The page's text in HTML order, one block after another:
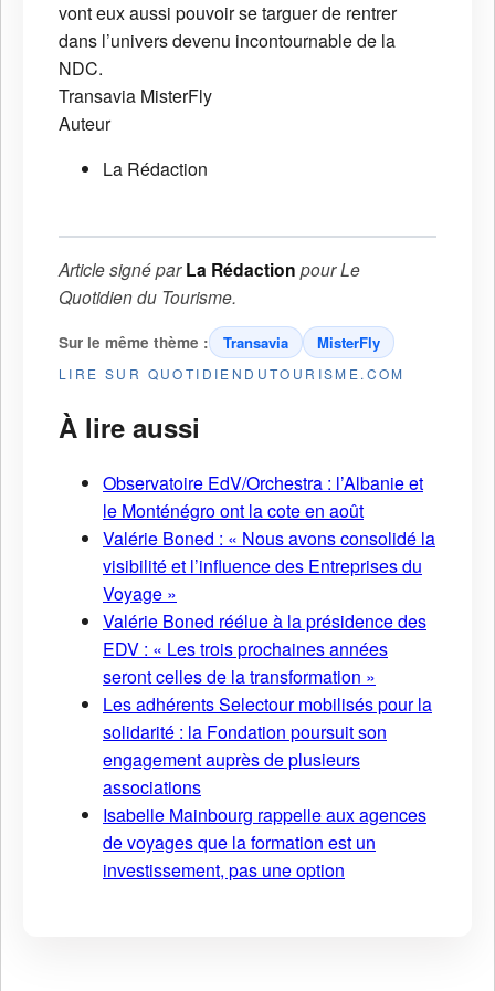
vont eux aussi pouvoir se targuer de rentrer
dans l’univers devenu incontournable de la
NDC.
Transavia MisterFly
Auteur
La Rédaction
Article signé parLa Rédaction pourLe
Quotidien du Tourisme.
Sur le même thème : Transavia MisterFly
LIRE SUR QUOTIDIENDUTOURISME.COM
À lire aussi
Observatoire EdV/Orchestra : l’Albanie et
le Monténégro ont la cote en août
Valérie Boned : « Nous avons consolidé la
visibilité et l’influence des Entreprises du
Voyage »
Valérie Boned réélue à la présidence des
EDV : « Les trois prochaines années
seront celles de la transformation »
Les adhérents Selectour mobilisés pour la
solidarité : la Fondation poursuit son
engagement auprès de plusieurs
associations
Isabelle Mainbourg rappelle aux agences
de voyages que la formation est un
investissement, pas une option